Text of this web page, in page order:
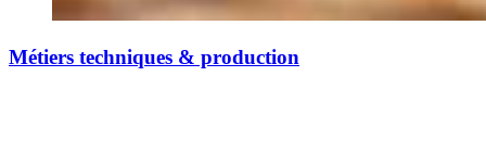
Métiers techniques & production